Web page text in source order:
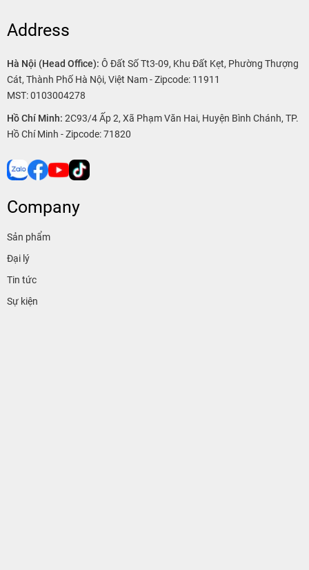
Address
Hà Nội (Head Office): Ô Đất Số Tt3-09, Khu Đất Kẹt, Phường Thượng
Cát, Thành Phố Hà Nội, Việt Nam - Zipcode: 11911
MST: 0103004278
Hồ Chí Minh: 2C93/4 Ấp 2, Xã Phạm Văn Hai, Huyện Bình Chánh, TP.
Hồ Chí Minh - Zipcode: 71820
Company
Sản phẩm
Đại lý
Tin tức
Sự kiện